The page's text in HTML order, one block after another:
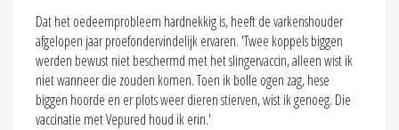
Dat het oedeemprobleem hardnekkig is, heeft de varkenshouder
afgelopen jaar proefondervindelijk ervaren. 'Twee koppels biggen
werden bewust niet beschermd met het slingervaccin, alleen wist ik
niet wanneer die zouden komen. Toen ik bolle ogen zag, hese
biggen hoorde en er plots weer dieren stierven, wist ik genoeg. Die
vaccinatie met Vepured houd ik erin.'